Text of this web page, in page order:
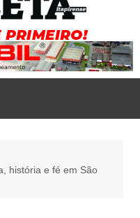
história e fé em São